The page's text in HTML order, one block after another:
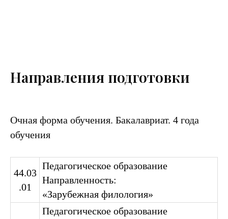
Направления подготовки
Очная форма обучения. Бакалавриат. 4 года
обучения
44.03
.01
Педагогическое образование
Направленность:
«Зарубежная филология»
Педагогическое образование